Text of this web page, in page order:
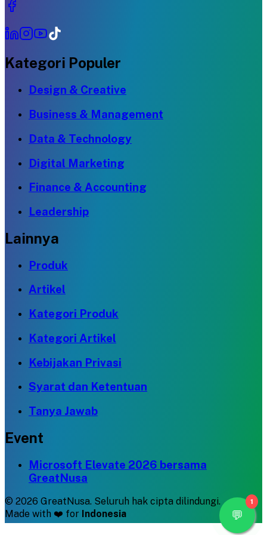
Kategori Populer
Design & Creative
Business & Management
Data & Technology
Digital Marketing
Finance & Accounting
Leadership
Lainnya
Produk
Artikel
Kategori Produk
Kategori Artikel
Kebijakan Privasi
Syarat dan Ketentuan
Tanya Jawab
Event
Microsoft Elevate 2026 bersama
GreatNusa
© 2026 GreatNusa. Seluruh hak cipta dilindungi.
Made with ❤️ for Indonesia
1